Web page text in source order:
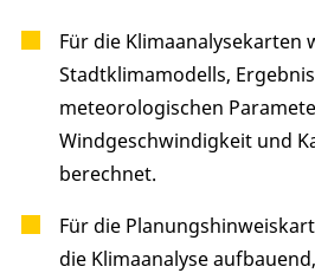
Für die Klimaanalysekarten
Stadtklimamodells,
meteorologischen
Windgeschwindigkeit und
berechnet.
Für die
die Klimaanalyse